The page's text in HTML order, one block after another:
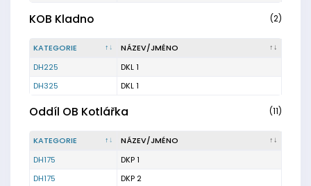
KOB Kladno (2)
KATEGORIE
NÁZEV/JMÉNO
DH225
DKL 1
DH325
DKL 1
Oddíl OB Kotlářka (11)
KATEGORIE
NÁZEV/JMÉNO
DH175
DKP 1
DH175
DKP 2